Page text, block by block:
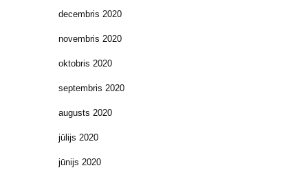
decembris 2020
novembris 2020
oktobris 2020
septembris 2020
augusts 2020
jūlijs 2020
jūnijs 2020